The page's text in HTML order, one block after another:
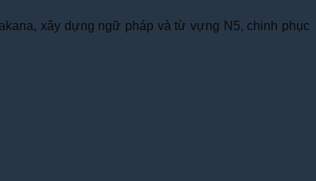
xây dựng ngữ pháp và từ vựng N5, chinh phục